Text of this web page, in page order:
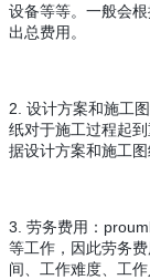
设备等等。一般会
出总费用。
2. 设计方案和施工图
纸对于施工过程起到
据设计方案和施工图
3. 劳务费用：
等工作，因此劳
间、工作难度、工